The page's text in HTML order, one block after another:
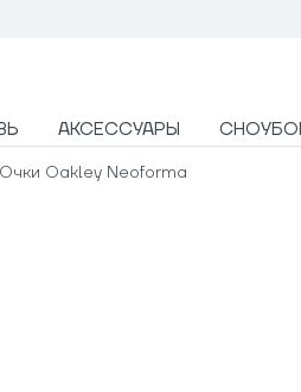
АКСЕССУАРЫ
Очки Oakley Neoforma